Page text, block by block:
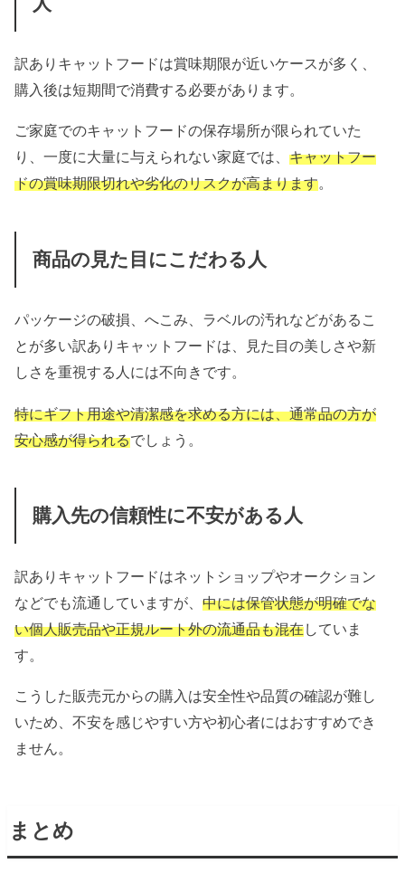
訳ありキャットフードは賞味期限が近いケースが多く、
購入後は短期間で消費する必要があります。
ご家庭でのキャットフードの保存場所が限られていた
り、一度に大量に与えられない家庭では、キャットフー
ドの賞味期限切れや劣化のリスクが高まります。
商品の見た目にこだわる人
パッケージの破損、へこみ、ラベルの汚れなどがあるこ
とが多い訳ありキャットフードは、見た目の美しさや新
しさを重視する人には不向きです。
特にギフト用途や清潔感を求める方には、通常品の方が
安心感が得られるでしょう。
購入先の信頼性に不安がある人
訳ありキャットフードはネットショップやオークション
などでも流通していますが、中には保管状態が明確でな
い個人販売品や正規ルート外の流通品も混在していま
す。
こうした販売元からの購入は安全性や品質の確認が難し
いため、不安を感じやすい方や初心者にはおすすめでき
ません。
まとめ